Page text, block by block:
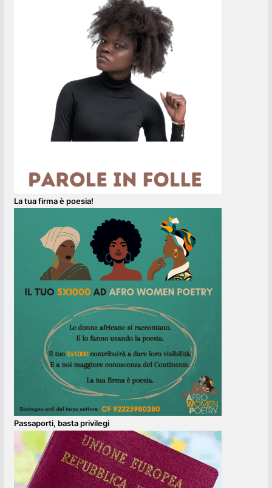
La tua firma è poesia!
Passaporti, basta privilegi